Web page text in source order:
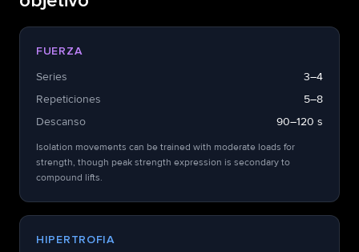
FUERZA
Series
3–4
Repeticiones
5–8
Descanso
90–120 s
Isolation movements can be trained with moderate loads for
strength, though peak strength expression is secondary to
compound lifts.
HIPERTROFIA